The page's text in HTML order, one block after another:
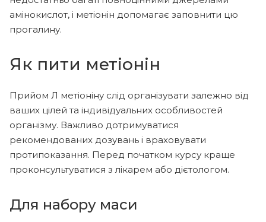
амінокислот, і метіонін допомагає заповнити цю
прогалину.
Як пити метіонін
Прийом Л метіоніну слід організувати залежно від
ваших цілей та індивідуальних особливостей
організму. Важливо дотримуватися
рекомендованих дозувань і враховувати
протипоказання. Перед початком курсу краще
проконсультуватися з лікарем або дієтологом.
Для набору маси